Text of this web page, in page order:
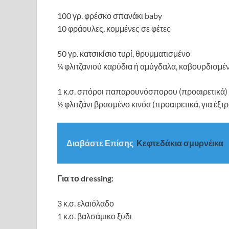
100 γρ. φρέσκο σπανάκι baby
10 φράουλες, κομμένες σε φέτες
50 γρ. κατσικίσιο τυρί, θρυμματισμένο
¼ φλιτζανιού καρύδια ή αμύγδαλα,
1 κ.σ. σπόροι παπαρουνόσπορου (προαιρετικά)
½ φλιτζάνι βρασμένο κινόα (προαιρετικά, για
Διαβάστε Επίσης Κεφτεδάκια σμυρνέικα
Για το dressing:
3 κ.σ. ελαιόλαδο
1 κ.σ. βαλσάμικο ξύδι